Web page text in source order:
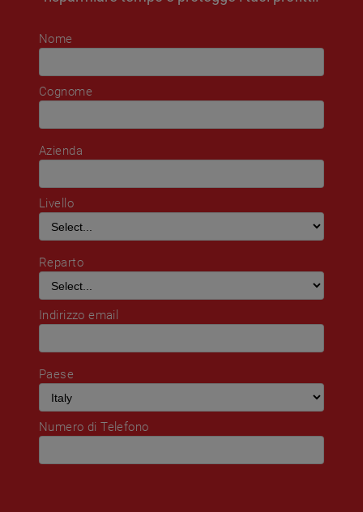
Nome
Cognome
Azienda
Livello
Reparto
Indirizzo email
Paese
Numero di Telefono